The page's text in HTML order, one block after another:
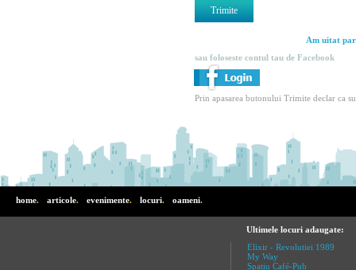
Am uitat
sau foloseste contul tau de Facebook
Prin apasarea butonului Trimite declar ca
home. articole. evenimente. locuri. oameni.
Ultimele locuri adaugate:
Elixir - Revolutiei 1989
My Way
Spatiu Café-Pub